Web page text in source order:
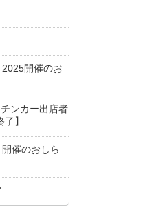
開催のお
ンカー出店者
】
催のおしら